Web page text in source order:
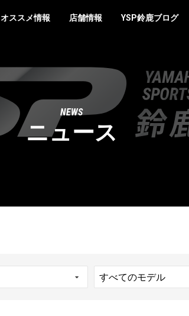
オススメ情報 店舗情報 YSP鈴鹿ブログ
NEWS
ニュース